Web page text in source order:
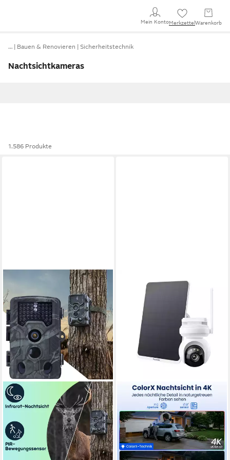
Mein KontoMerkzettel Warenkorb
… Bauen & Renovieren Sicherheitstechnik
Nachtsichtkameras
1.586 Produkte